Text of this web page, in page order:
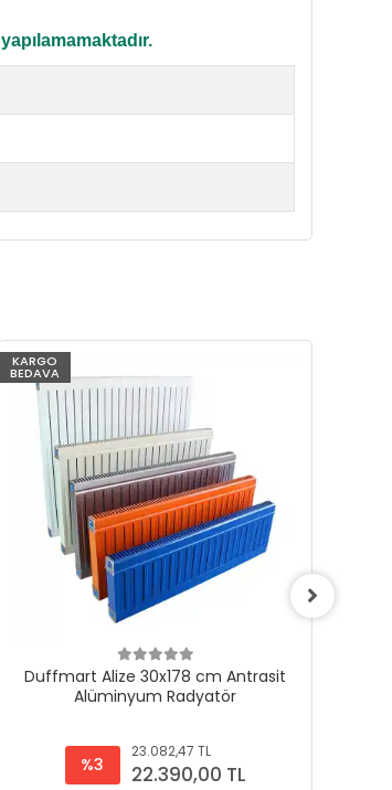
yapılamamaktadır.
KARGO
BEDAVA
Duffmart Alize 30x178 cm Antrasit
Alüminyum Radyatör
%3
23.082,47 TL
22.390,00 TL